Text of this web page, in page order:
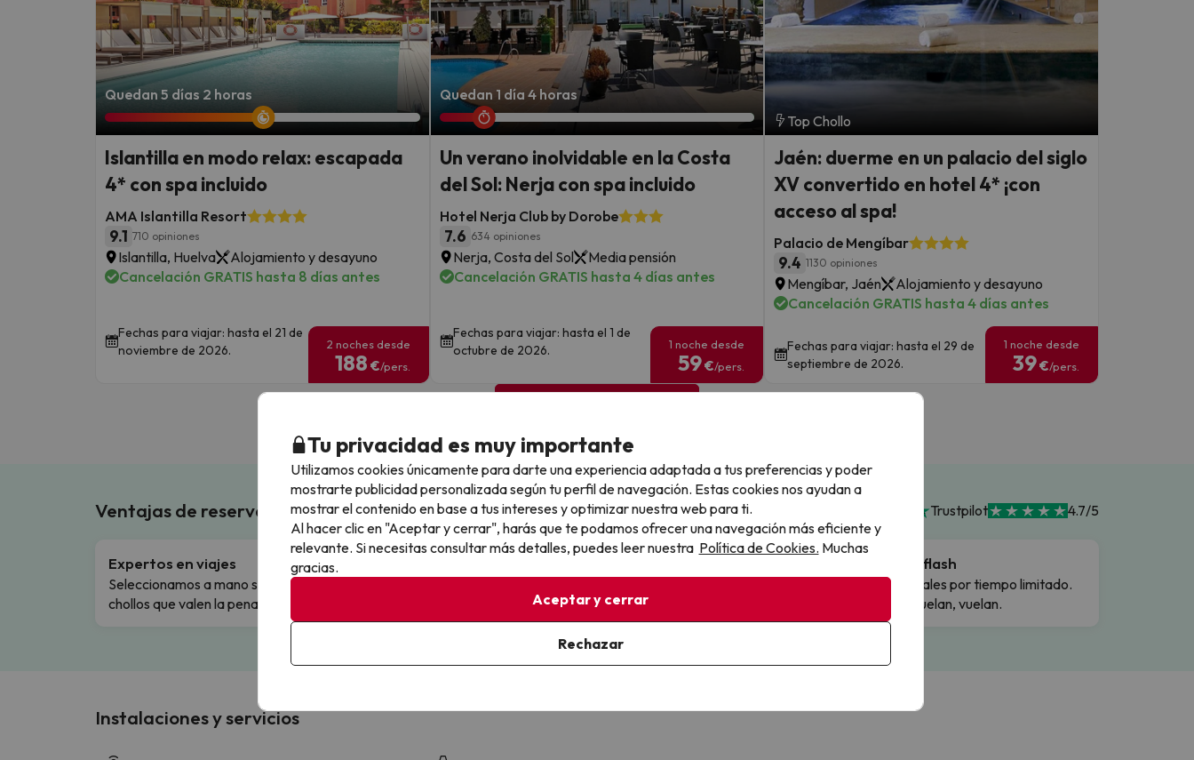
Quedan 5 días 2 horas
Islantilla en modo relax: escapada
4* con spa incluido
AMA Islantilla Resort
9.1 710 opiniones
Islantilla, Huelva
Alojamiento y desayuno
Cancelación GRATIS hasta 8 días antes
Fechas para viajar: hasta el 21 de
noviembre de 2026.
2 noches desde
188 €/pers.
Quedan 1 día 4 horas
Un verano inolvidable en la Costa
del Sol: Nerja con spa incluido
Hotel Nerja Club by Dorobe
7.6 634 opiniones
Nerja, Costa del Sol
Media pensión
Cancelación GRATIS hasta 4 días antes
Fechas para viajar: hasta el 1 de
octubre de 2026.
1 noche desde
59€/pers.
Top Chollo
Jaén: duerme en un palacio del siglo
XV convertido en hotel 4* ¡con
acceso al spa!
Palacio de Mengíbar
9.4 1130 opiniones
Mengíbar, Jaén
Alojamiento y desayuno
Cancelación GRATIS hasta 4 días antes
Fechas para viajar: hasta el 29 de
septiembre de 2026.
1 noche desde
39€/pers.
Ventajas de reservar en Buscounchollo Trustpilot 4.7/5
Expertos en viajes
Seleccionamos a mano solo los
chollos que valen la pena.
Reserva ahora, paga luego.
Ofertas flash
Precios reales por tiempo limitado.
Cuando vuelan, vuelan.
Instalaciones y servicios
Tu privacidad es muy importante
Utilizamos cookies únicamente para darte una experiencia adaptada a tus preferencias y poder
mostrarte publicidad personalizada según tu perfil de navegación. Estas cookies nos ayudan a
mostrar el contenido en base a tus intereses y optimizar nuestra web para ti.
Al hacer clic en "Aceptar y cerrar", harás que te podamos ofrecer una navegación más eficiente y
relevante. Si necesitas consultar más detalles, puedes leer nuestra Política de Cookies. Muchas
gracias.
Aceptar y cerrar
Rechazar